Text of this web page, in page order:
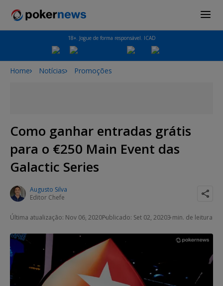
18+. Jogue de forma responsável. ICAD
Home Notícias Promoções
Como ganhar entradas grátis
para o €250 Main Event das
Galactic Series
Augusto Silva
Editor Chefe
Última atualização: Nov 06, 2020Publicado: Set 02, 20203 min. de leitura